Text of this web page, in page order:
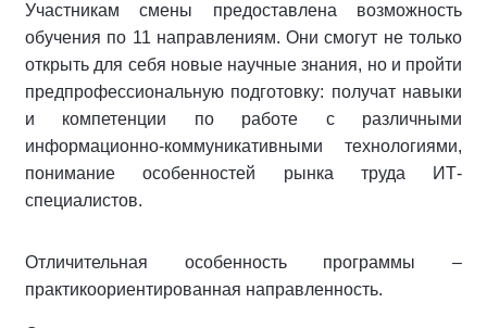
Участникам смены предоставлена возможность
обучения по 11 направлениям. Они смогут не только
открыть для себя новые научные знания, но и пройти
предпрофессиональную подготовку: получат навыки
и компетенции по работе с различными
информационно-коммуникативными технологиями,
понимание особенностей рынка труда ИТ-
специалистов.
Отличительная особенность программы –
практикоориентированная направленность.